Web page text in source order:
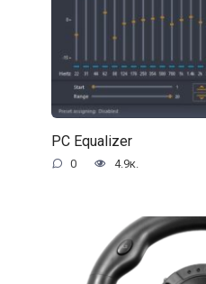
PC Equalizer
0 4.9к.